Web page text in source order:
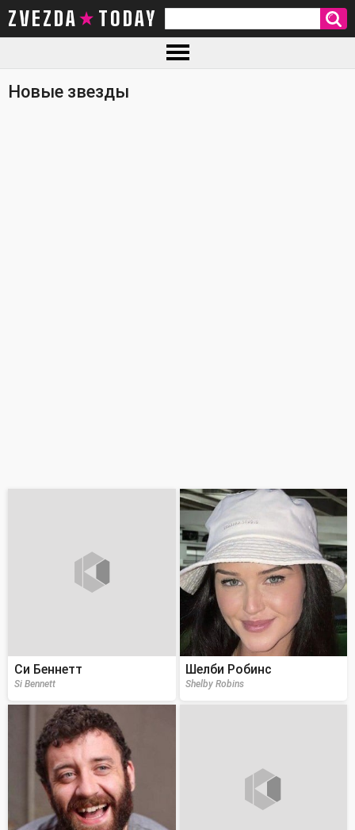
ZVEZDA TODAY
Новые звезды
Си Беннетт
Si Bennett
Шелби Робинс
Shelby Robins